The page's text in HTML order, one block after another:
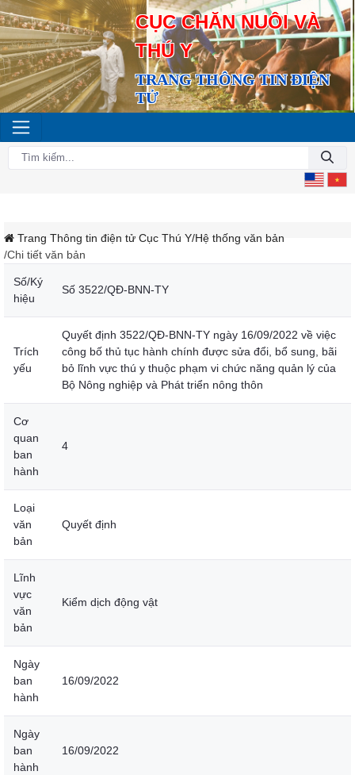
CỤC CHĂN NUÔI VÀ
THÚ Y
TRANG THÔNG TIN ĐIỆN
TỬ
Trang Thông tin điện tử Cục Thú Y/Hệ thống văn bản
/Chi tiết văn bản
Số/Ký
hiệu
Số 3522/QĐ-BNN-TY
Trích
yếu
Quyết định 3522/QĐ-BNN-TY ngày 16/09/2022 về việc
công bố thủ tục hành chính được sửa đổi, bổ sung, bãi
bỏ lĩnh vực thú y thuộc phạm vi chức năng quản lý của
Bộ Nông nghiệp và Phát triển nông thôn
Cơ
quan
ban
hành
4
Loại
văn
bản
Quyết định
Lĩnh
vực
văn
bản
Kiểm dịch động vật
Ngày
ban
hành
16/09/2022
Ngày
ban
hành
16/09/2022